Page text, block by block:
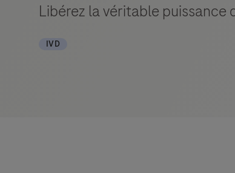
Libérez la véritable puissance
IVD